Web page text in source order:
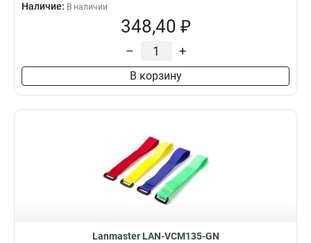
Наличие: В наличии
348,40 ₽
– +
В корзину
Lanmaster LAN-VCM135-GN